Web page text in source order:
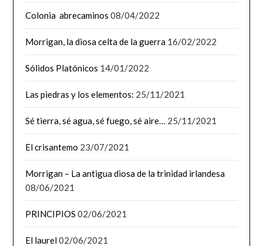
Colonia abrecaminos 08/04/2022
Morrigan, la diosa celta de la guerra 16/02/2022
Sólidos Platónicos 14/01/2022
Las piedras y los elementos: 25/11/2021
Sé tierra, sé agua, sé fuego, sé aire… 25/11/2021
El crisantemo 23/07/2021
Morrigan – La antigua diosa de la trinidad irlandesa
08/06/2021
PRINCIPIOS 02/06/2021
El laurel02/06/2021